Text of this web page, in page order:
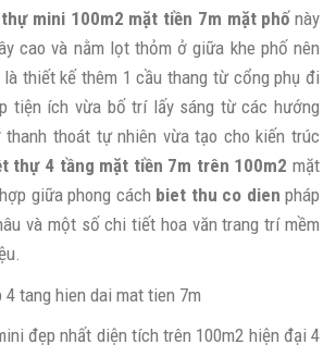
mini 100m2 mặt tiền 7m mặt phốnày
cao và nằm lọt thỏm ở giữa khe phố nên
thiết kế thêm 1 cầu thang từ cổng phụ đi
tiện ích vừa bố trí lấy sáng từ các hướng
thanh thoát tự nhiên vừa tạo cho kiến trúc
thự 4 tầng mặt tiền 7m trên 100m2 mặt
giữa phong cách biet thu co dien pháp
và một số chi tiết hoa văn trang trí mềm
đẹp nhất diện tích trên 100m2 hiện đại 4